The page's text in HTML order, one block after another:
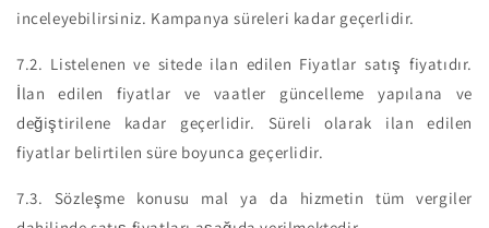
inceleyebilirsiniz. Kampanya süreleri kadar geçerlidir.
7.2. Listelenen ve sitede ilan edilen Fiyatlar satış fiyatıdır.
İlan edilen fiyatlar ve vaatler güncelleme yapılana ve
değiştirilene kadar geçerlidir. Süreli olarak ilan edilen
fiyatlar belirtilen süre boyunca geçerlidir.
7.3. Sözleşme konusu mal ya da hizmetin tüm vergiler